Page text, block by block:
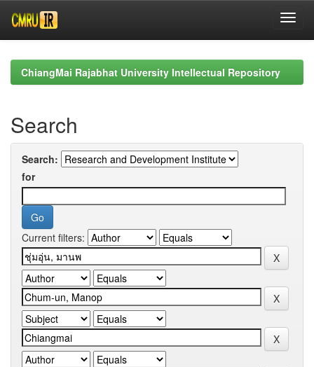
navigationChiangMai Rajabhat University Intellectual Repository
Search
Search:
for
Current filters: